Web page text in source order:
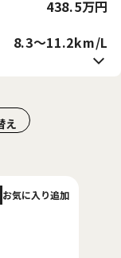
438.5万円
8.3〜11.2km/L
え
お気に入り追加